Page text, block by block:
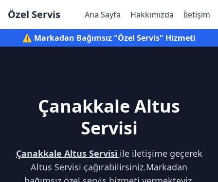
Özel Servis Ana Sayfa Hakkımızda İletişim
⚠️ Markadan Bağımsız "Özel Servis" Hizmeti
Çanakkale Altus
Servisi
Çanakkale Altus Servisi ile iletişime geçerek
Altus Servisi çağırabilirsiniz.Markadan